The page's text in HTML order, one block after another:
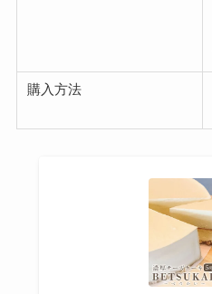
購入方法